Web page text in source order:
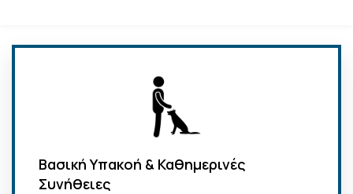
Βασική Υπακοή & Καθημερινές
Συνήθειες